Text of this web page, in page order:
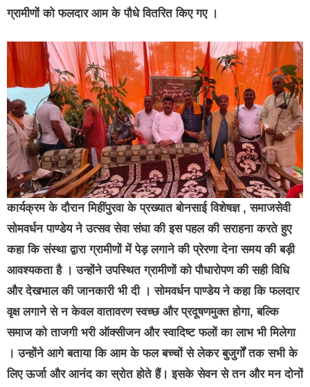
ग्रामीणों को फलदार आम के पौधे वितरित किए गए ।
कार्यक्रम के दौरान मिहींपुरवा के प्रख्यात बोनसाई विशेषज्ञ , समाजसेवी
सोमवर्धन पाण्डेय ने उत्सव सेवा संघा की इस पहल की सराहना करते हुए
कहा कि संस्था द्वारा ग्रामीणों में पेड़ लगाने की प्रेरणा देना समय की बड़ी
आवश्यकता है । उन्होंने उपस्थित ग्रामीणों को पौधारोपण की सही विधि
और देखभाल की जानकारी भी दी । सोमवर्धन पाण्डेय ने कहा कि फलदार
वृक्ष लगाने से न केवल वातावरण स्वच्छ और प्रदूषणमुक्त होगा, बल्कि
समाज को ताजगी भरी ऑक्सीजन और स्वादिष्ट फलों का लाभ भी मिलेगा
। उन्होंने आगे बताया कि आम के फल बच्चों से लेकर बुजुर्गों तक सभी के
लिए ऊर्जा और आनंद का स्रोत होते हैं। इसके सेवन से तन और मन दोनों